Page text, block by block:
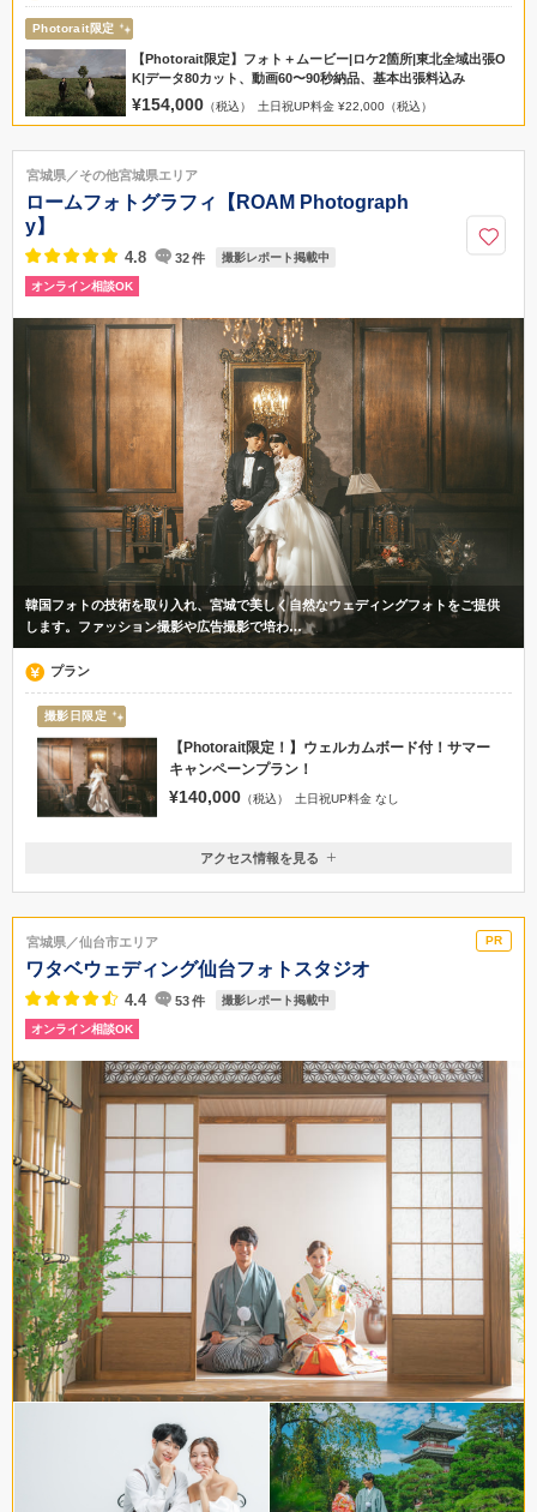
Photorait限定
【Photorait限定】フォト＋ムービー|ロケ2箇所|東北全域出張O
K|データ80カット、動画60〜90秒納品、基本出張料込み
¥154,000 （税込） 土日祝UP料金 ¥22,000（税込）
宮城県／その他宮城県エリア
ロームフォトグラフィ【ROAM Photograph
y】
4.8 32件 撮影レポート掲載中
オンライン相談OK
韓国フォトの技術を取り入れ、宮城で美しく自然なウェディングフォトをご提供
します。ファッション撮影や広告撮影で培わ…
プラン
撮影日限定
【Photorait限定！】ウェルカムボード付！サマー
キャンペーンプラン！
¥140,000 （税込） 土日祝UP料金 なし
宮城県大崎市古川李埣3-2-2
0229-91-5030
アクセス情報を見る
宮城県／仙台市エリア
ワタベウェディング仙台フォトスタジオ
4.4 53件 撮影レポート掲載中
オンライン相談OK